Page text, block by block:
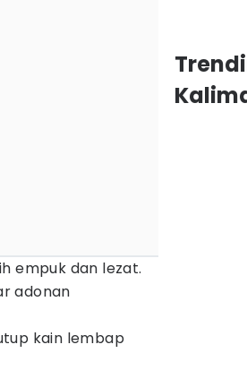
empuk dan lezat.
adonan
kain lembap